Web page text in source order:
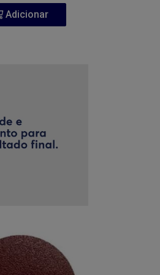
Adicionar